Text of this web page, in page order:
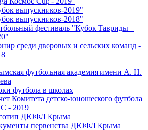
выпускников-2019"
выпускников-2018"
фестиваль "Кубок Тавриды –
среди дворовых и сельских команд -
футбольная академия имени А. Н.
футбола в школах
Комитета детско-юношеского футбола
- 2019
ДЮФЛ Крыма
первенства ДЮФЛ Крыма